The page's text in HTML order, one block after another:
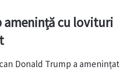
amenință cu lovituri
Donald Trump a amenințat